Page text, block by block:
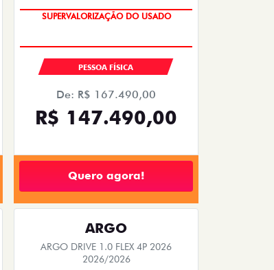
SUPERVALORIZAÇÃO DO USADO
PESSOA FÍSICA
De: R$ 167.490,00
R$ 147.490,00
Quero agora!
ARGO
ARGO DRIVE 1.0 FLEX 4P 2026
2026/2026